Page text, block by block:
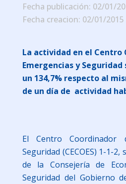
Fecha publicación: 02/01/
Fecha creacion: 02/01/2015
La actividad en el Centro
Emergencias y
un 134,7% respecto al
de un día de actividad
El Centro Coordinador
Seguridad (CECOES) 1-1-
de la Consejería de
Seguridad del Gobierno